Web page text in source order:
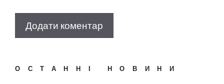
ОСТАННІ НОВИНИ